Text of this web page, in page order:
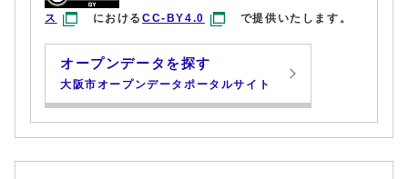
ス
におけるCC-BY4.0 で提供いたします。
オープンデータを探す
大阪市オープンデータポータルサイト